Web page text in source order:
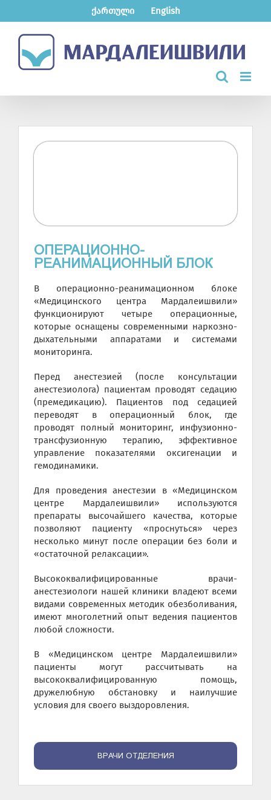
ქართული English
ОПЕРАЦИОННО-
РЕАНИМАЦИОННЫЙ БЛОК
В операционно-реанимационном блоке
«Медицинского центра Мардалеишвили»
функционируют четыре операционные,
которые оснащены современными наркозно-
дыхательными аппаратами и системами
мониторинга.
Перед анестезией (после консультации
анестезиолога) пациентам проводят седацию
(премедикацию). Пациентов под седацией
переводят в операционный блок, где
проводят полный мониторинг, инфузионно-
трансфузионную терапию, эффективное
управление показателями оксигенации и
гемодинамики.
Для проведения анестезии в «Медицинском
центре Мардалеишвили» используются
препараты высочайшего качества, которые
позволяют пациенту «проснуться» через
несколько минут после операции без боли и
«остаточной релаксации».
Высококвалифицированные врачи-
анестезиологи нашей клиники владеют всеми
видами современных методик обезболивания,
имеют многолетний опыт ведения пациентов
любой сложности.
В «Медицинском центре Мардалеишвили»
пациенты могут рассчитывать на
высококвалифицированную помощь,
дружелюбную обстановку и наилучшие
условия для своего выздоровления.
ВРАЧИ ОТДЕЛЕНИЯ